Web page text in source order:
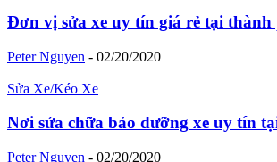
Đơn vị sửa xe uy tín giá rẻ tại thành
Peter Nguyen - 02/20/2020
Sửa Xe/Kéo Xe
Nơi sửa chữa bảo dưỡng xe uy tín
Peter Nguyen - 02/20/2020